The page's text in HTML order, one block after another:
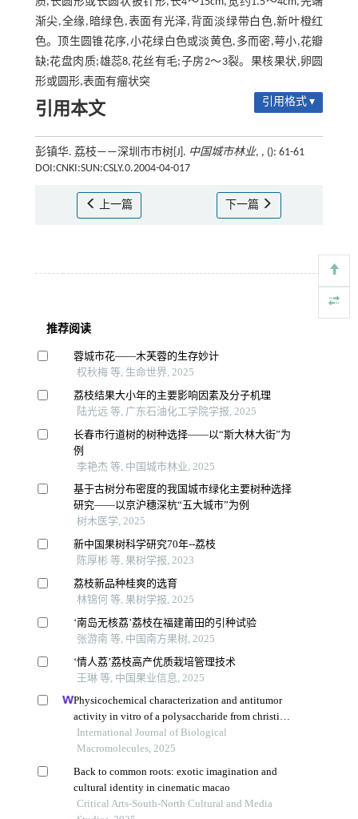
渐尖,全缘,暗绿色,表面有光泽,背面淡绿带白色,新叶橙红
色。顶生圆锥花序,小花绿白色或淡黄色,多而密,萼小,花瓣
缺;花盘肉质;雄蕊8,花丝有毛;子房2～3裂。果核果状,卵圆
形或圆形,表面有瘤状突
引用本文 引用格式 ▾
彭镇华. 荔枝——深圳市市树[J]. 中国城市林业, , (): 61-61
DOI:CNKI:SUN:CSLY.0.2004-04-017
上一篇 下一篇